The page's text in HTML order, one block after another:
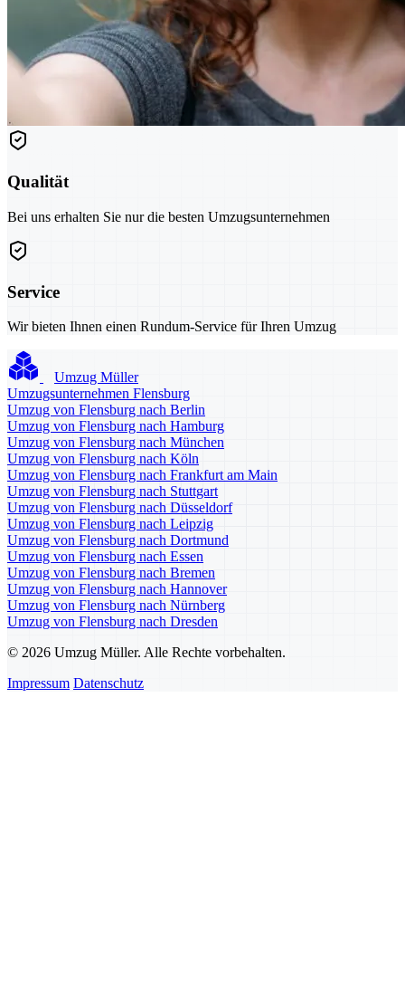
Qualität
Bei uns erhalten Sie nur die besten Umzugsunternehmen
Service
Wir bieten Ihnen einen Rundum-Service für Ihren Umzug
Umzug Müller
Umzugsunternehmen Flensburg
Umzug von Flensburg nach Berlin
Umzug von Flensburg nach Hamburg
Umzug von Flensburg nach München
Umzug von Flensburg nach Köln
Umzug von Flensburg nach Frankfurt am Main
Umzug von Flensburg nach Stuttgart
Umzug von Flensburg nach Düsseldorf
Umzug von Flensburg nach Leipzig
Umzug von Flensburg nach Dortmund
Umzug von Flensburg nach Essen
Umzug von Flensburg nach Bremen
Umzug von Flensburg nach Hannover
Umzug von Flensburg nach Nürnberg
Umzug von Flensburg nach Dresden
© 2026 Umzug Müller. Alle Rechte vorbehalten.
Impressum Datenschutz